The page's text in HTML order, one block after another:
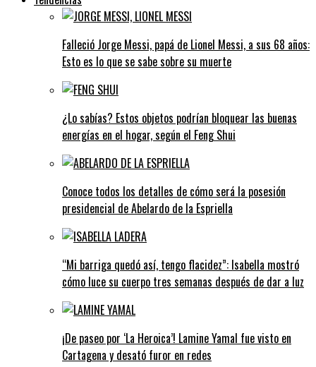
Falleció Jorge Messi, papá de Lionel Messi, a sus 68 años:
Esto es lo que se sabe sobre su muerte
¿Lo sabías? Estos objetos podrían bloquear las buenas
energías en el hogar, según el Feng Shui
Conoce todos los detalles de cómo será la posesión
presidencial de Abelardo de la Espriella
“Mi barriga quedó así, tengo flacidez”: Isabella mostró
cómo luce su cuerpo tres semanas después de dar a luz
¡De paseo por ‘La Heroica’! Lamine Yamal fue visto en
Cartagena y desató furor en redes